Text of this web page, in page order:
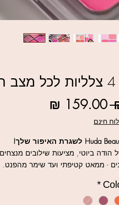
מחיר
רגיל
חינם
של הודה ביוטי, מציעות שילובים מנצחים
- ממאט קטיפתי ועד שימר מהפנט.
האיפור שלך צריך.
*